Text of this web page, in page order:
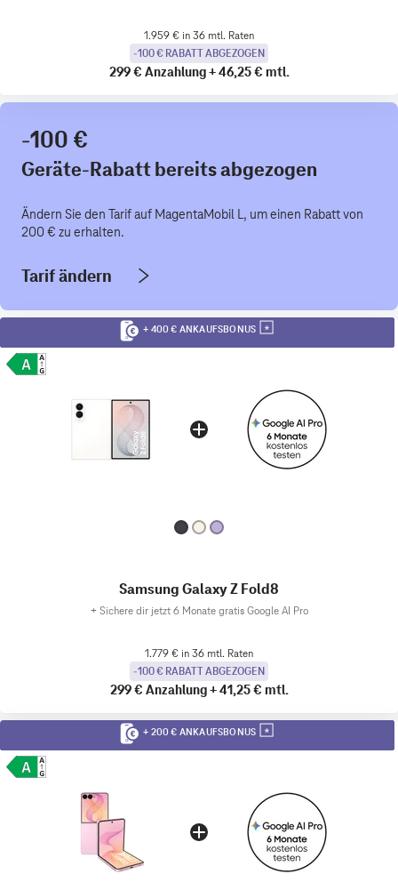
1.959 € in 36 mtl. Raten
-100 € RABATT ABGEZOGEN
299 € Anzahlung+46,25 € mtl.
-100 €
Geräte-Rabatt bereits abgezogen
Ändern Sie den Tarif auf MagentaMobil L, um einen Rabatt von
200 € zu erhalten.
Tarif ändern
+ 400 € ANKAUFSBONUS
Samsung Galaxy Z Fold8
+ Sichere dir jetzt 6 Monate gratis Google AI Pro
1.779 € in 36 mtl. Raten
-100 € RABATT ABGEZOGEN
299 € Anzahlung+41,25 € mtl.
+ 200 € ANKAUFSBONUS